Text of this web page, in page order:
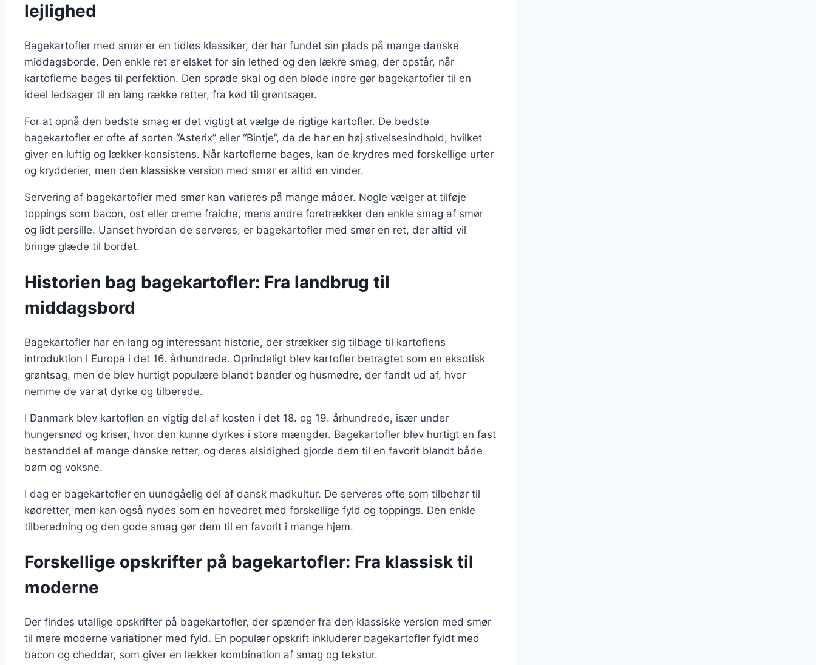
lejlighed
Bagekartofler med smør er en tidløs klassiker, der har fundet sin plads på mange danske
middagsborde. Den enkle ret er elsket for sin lethed og den lækre smag, der opstår, når
kartoflerne bages til perfektion. Den sprøde skal og den bløde indre gør bagekartofler til en
ideel ledsager til en lang række retter, fra kød til grøntsager.
For at opnå den bedste smag er det vigtigt at vælge de rigtige kartofler. De bedste
bagekartofler er ofte af sorten “Asterix” eller “Bintje”, da de har en høj stivelsesindhold, hvilket
giver en luftig og lækker konsistens. Når kartoflerne bages, kan de krydres med forskellige urter
og krydderier, men den klassiske version med smør er altid en vinder.
Servering af bagekartofler med smør kan varieres på mange måder. Nogle vælger at tilføje
toppings som bacon, ost eller creme fraiche, mens andre foretrækker den enkle smag af smør
og lidt persille. Uanset hvordan de serveres, er bagekartofler med smør en ret, der altid vil
bringe glæde til bordet.
Historien bag bagekartofler: Fra landbrug til
middagsbord
Bagekartofler har en lang og interessant historie, der strækker sig tilbage til kartoflens
introduktion i Europa i det 16. århundrede. Oprindeligt blev kartofler betragtet som en eksotisk
grøntsag, men de blev hurtigt populære blandt bønder og husmødre, der fandt ud af, hvor
nemme de var at dyrke og tilberede.
I Danmark blev kartoflen en vigtig del af kosten i det 18. og 19. århundrede, især under
hungersnød og kriser, hvor den kunne dyrkes i store mængder. Bagekartofler blev hurtigt en fast
bestanddel af mange danske retter, og deres alsidighed gjorde dem til en favorit blandt både
børn og voksne.
I dag er bagekartofler en uundgåelig del af dansk madkultur. De serveres ofte som tilbehør til
kødretter, men kan også nydes som en hovedret med forskellige fyld og toppings. Den enkle
tilberedning og den gode smag gør dem til en favorit i mange hjem.
Forskellige opskrifter på bagekartofler: Fra klassisk til
moderne
Der findes utallige opskrifter på bagekartofler, der spænder fra den klassiske version med smør
til mere moderne variationer med fyld. En populær opskrift inkluderer bagekartofler fyldt med
bacon og cheddar, som giver en lækker kombination af smag og tekstur.